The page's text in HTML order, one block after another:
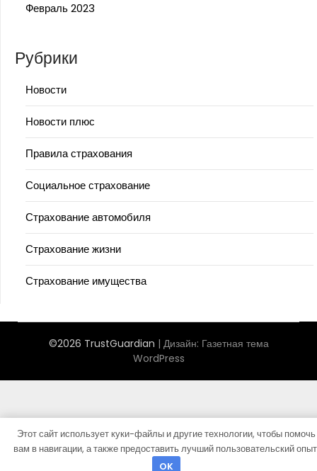
Февраль 2023
Рубрики
Новости
Новости плюс
Правила страхования
Социальное страхование
Страхование автомобиля
Страхование жизни
Страхование имущества
©2026 TrustGuardian | Дизайн: Газетная тема
WordPress
Этот сайт использует куки-файлы и другие технологии, чтобы помочь
вам в навигации, а также предоставить лучший пользовательский
OK